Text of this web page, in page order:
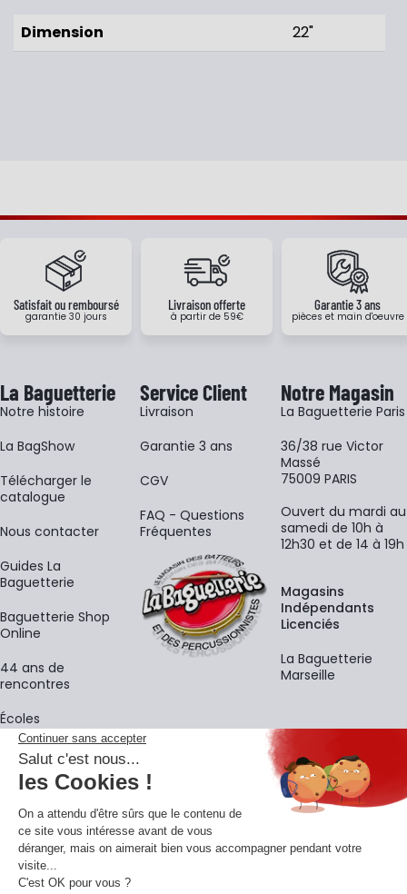
Dimension 22"
Satisfait ou remboursé
garantie 30 jours
Livraison offerte
à partir de 59€
Garantie 3 ans
pièces et main d'oeuvre
La Baguetterie
Notre histoire
La BagShow
​Télécharger le
catalogue
Nous contacter
Guides La
Baguetterie
Baguetterie Shop
Online
44 ans de
rencontres
Écoles
Service Client
Livraison
Garantie 3 ans
CGV
FAQ - Questions
Fréquentes
Notre Magasin
La Baguetterie Paris
36/38 rue Victor
Massé
75009 PARIS
Ouvert du mardi au
samedi de 10h à
12h30 et de 14 à 19h
Magasins
Indépendants
Licenciés
La Baguetterie
Marseille
La newsletter
Adresse e-mail
En vous inscrivant à notre newsletter, vous acceptez notre
confidentialité.
Retrouvons-nous sur